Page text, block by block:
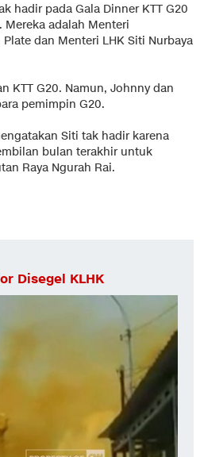
hadir pada Gala Dinner KTT G20
Mereka adalah Menteri
dan Menteri LHK Siti Nurbaya
KTT G20. Namun, Johnny dan
pemimpin G20.
Siti tak hadir karena
bulan terakhir untuk
Raya Ngurah Rai.
Disegel KLHK